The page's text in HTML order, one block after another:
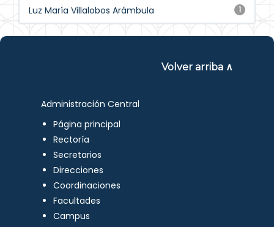
1
Luz María Villalobos Arámbula
Volver arriba ∧
Administración Central
Página principal
Rectoría
Secretarios
Direcciones
Coordinaciones
Facultades
Campus